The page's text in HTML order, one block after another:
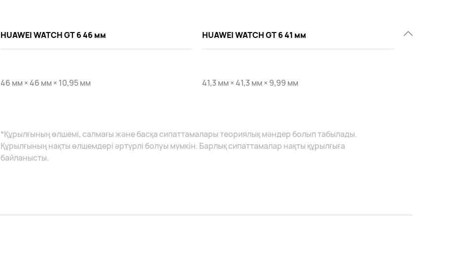
HUAWEI WATCH GT 6 46 мм
46 мм × 46 мм × 10,95 мм
HUAWEI WATCH GT 6 41 мм
41,3 мм × 41,3 мм × 9,99 мм
*Құрылғының өлшемі, салмағы және басқа сипаттамалары теориялық мәндер болып табылады.
Құрылғының нақты өлшемдері әртүрлі болуы мүмкін. Барлық сипаттамалар нақты құрылғыға
байланысты.